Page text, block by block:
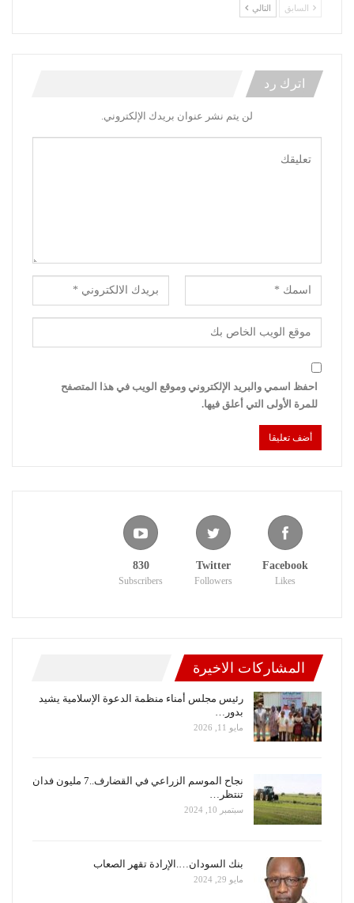
السابق التالي
اترك رد
لن يتم نشر عنوان بريدك الإلكتروني.
احفظ اسمي والبريد الإلكتروني وموقع الويب في هذا المتصفح
للمرة الأولى التي أعلق فيها.
Facebook
Likes
Twitter
Followers
830
Subscribers
المشاركات الاخيرة
رئيس مجلس أمناء منظمة الدعوة الإسلامية يشيد
بدور…
مايو 11, 2026
نجاح الموسم الزراعي في القضارف..7 مليون فدان
تنتظر…
سبتمبر 10, 2024
بنك السودان….الإرادة تقهر الصعاب
مايو 29, 2024